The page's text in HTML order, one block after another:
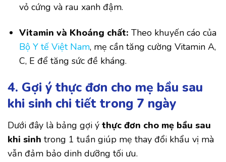
vỏ cứng và rau xanh đậm.
Vitamin và Khoáng chất: Theo khuyến cáo của
Bộ Y tế Việt Nam, mẹ cần tăng cường Vitamin A,
C, E để tăng sức đề kháng.
4. Gợi ý thực đơn cho mẹ bầu sau
khi sinh chi tiết trong 7 ngày
Dưới đây là bảng gợi ý thực đơn cho mẹ bầu sau
khi sinh trong 1 tuần giúp mẹ thay đổi khẩu vị mà
vẫn đảm bảo dinh dưỡng tối ưu.